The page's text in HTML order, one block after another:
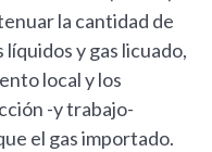
la cantidad de
y gas licuado,
local y los
-y trabajo-
el gas importado.